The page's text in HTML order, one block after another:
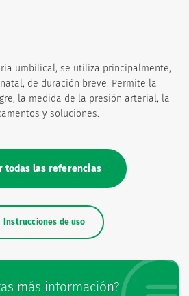
umbilical, se utiliza principalmente,
de duración breve. Permite la
la medida de la presión arterial, la
y soluciones.
todas las referencias
más información?
Instrucciones de uso